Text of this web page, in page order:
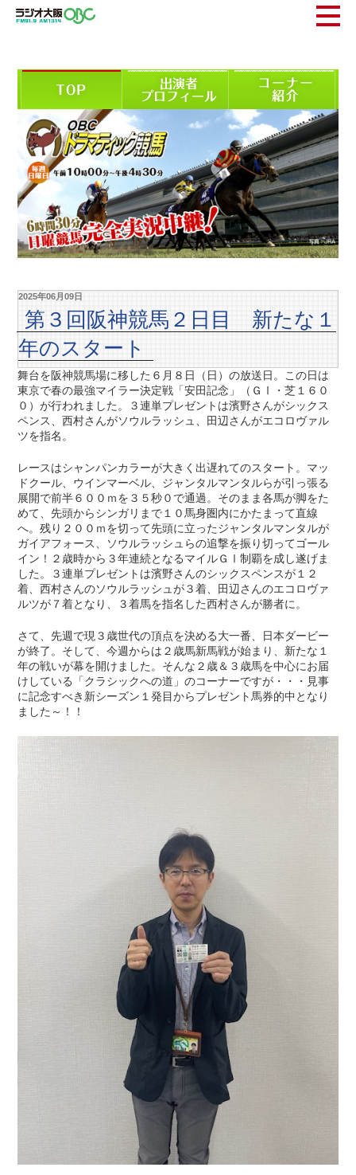
2025年06月09日
第３回阪神競馬２日目 新たな１
年のスタート
舞台を阪神競馬場に移した６月８日（日）の放送日。この日は
東京で春の最強マイラー決定戦「安田記念」（ＧⅠ・芝１６０
０）が行われました。３連単プレゼントは濱野さんがシックス
ペンス、西村さんがソウルラッシュ、田辺さんがエコロヴァル
ツを指名。
レースはシャンパンカラーが大きく出遅れてのスタート。マッ
ドクール、ウインマーベル、ジャンタルマンタルらが引っ張る
展開で前半６００ｍを３５秒０で通過。そのまま各馬が脚をた
めて、先頭からシンガリまで１０馬身圏内にかたまって直線
へ。残り２００ｍを切って先頭に立ったジャンタルマンタルが
ガイアフォース、ソウルラッシュらの追撃を振り切ってゴール
イン！２歳時から３年連続となるマイルＧⅠ制覇を成し遂げま
した。３連単プレゼントは濱野さんのシックスペンスが１２
着、西村さんのソウルラッシュが３着、田辺さんのエコロヴァ
ルツが７着となり、３着馬を指名した西村さんが勝者に。
さて、先週で現３歳世代の頂点を決める大一番、日本ダービー
が終了。そして、今週からは２歳馬新馬戦が始まり、新たな１
年の戦いが幕を開けました。そんな２歳＆３歳馬を中心にお届
けしている「クラシックへの道」のコーナーですが・・・見事
に記念すべき新シーズン１発目からプレゼント馬券的中となり
ました～！！